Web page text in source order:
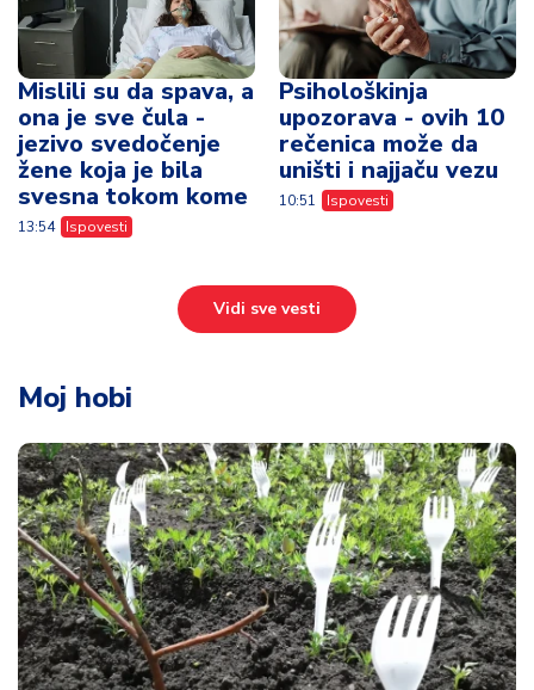
Mislili su da spava, a
ona je sve čula -
jezivo svedočenje
žene koja je bila
svesna tokom kome
13:54 Ispovesti
Psihološkinja
upozorava - ovih 10
rečenica može da
uništi i najjaču vezu
10:51 Ispovesti
Vidi sve vesti
Moj hobi